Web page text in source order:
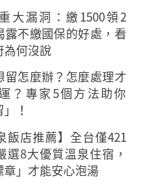
大漏洞：繳1500領2
露不繳國保的好處，看
為何沒說
留怎麼辦？怎麼處理才
？專家5個方法助你
！
飯店推薦】全台僅421
選8大優質溫泉住宿，
」才能安心泡湯